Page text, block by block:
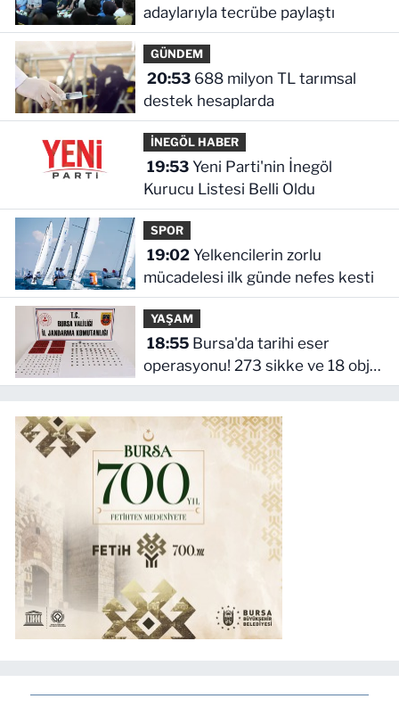
adaylarıyla tecrübe paylaştı
GÜNDEM
20:53688 milyon TL tarımsal
destek hesaplarda
İNEGÖL HABER
19:53Yeni Parti'nin İnegöl
Kurucu Listesi Belli Oldu
SPOR
19:02Yelkencilerin zorlu
mücadelesi ilk günde nefes kesti
YAŞAM
18:55Bursa'da tarihi eser
operasyonu! 273 sikke ve 18 obje
ele geçirildi